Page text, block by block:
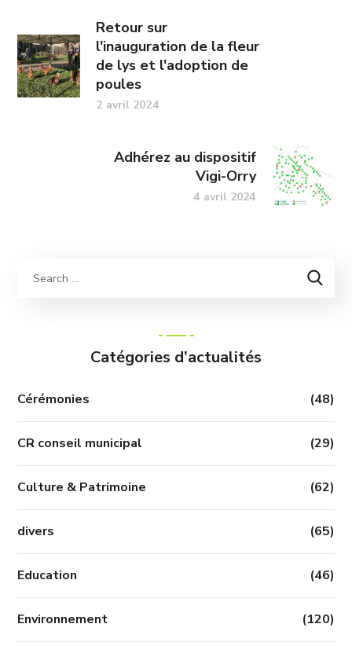
Retour sur
l'inauguration de la fleur
de lys et l'adoption de
poules
2 avril 2024
Adhérez au dispositif
Vigi-Orry
4 avril 2024
Catégories d’actualités
Cérémonies (48)
CR conseil municipal (29)
Culture & Patrimoine (62)
divers (65)
Education (46)
Environnement (120)